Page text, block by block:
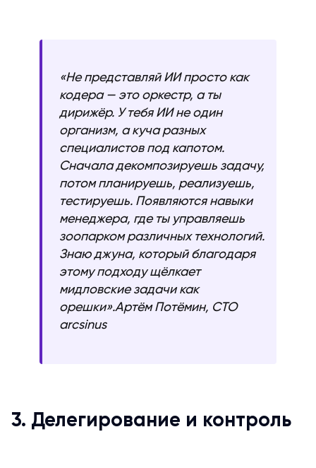
«Не представляй ИИ просто как
кодера — это оркестр, а ты
дирижёр. У тебя ИИ не один
организм, а куча разных
специалистов под капотом.
Сначала декомпозируешь задачу,
потом планируешь, реализуешь,
тестируешь. Появляются навыки
менеджера, где ты управляешь
зоопарком различных технологий.
Знаю джуна, который благодаря
этому подходу щёлкает
мидловские задачи как
орешки».Артём Потёмин, CTO
arcsinus
3. Делегирование и контроль